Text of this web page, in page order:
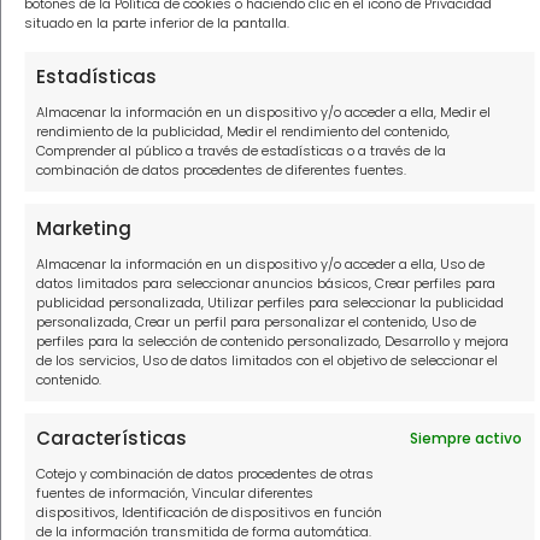
situado en la parte inferior de la pantalla.
Estadísticas
Almacenar la información en un dispositivo y/o acceder a ella, Medir el
rendimiento de la publicidad, Medir el rendimiento del contenido,
Comprender al público a través de estadísticas o a través de la
combinación de datos procedentes de diferentes fuentes.
Marketing
Almacenar la información en un dispositivo y/o acceder a ella, Uso de
datos limitados para seleccionar anuncios básicos, Crear perfiles para
publicidad personalizada, Utilizar perfiles para seleccionar la publicidad
personalizada, Crear un perfil para personalizar el contenido, Uso de
perfiles para la selección de contenido personalizado, Desarrollo y mejora
de los servicios, Uso de datos limitados con el objetivo de seleccionar el
contenido.
Características Siempre activo
Cotejo y combinación de datos procedentes de otras
fuentes de información, Vincular diferentes
dispositivos, Identificación de dispositivos en función
de la información transmitida de forma automática.
Abogados para tus deudas Las Palmas
Abogados para tus deudas Málaga
Abogados para tus deudas Tenerife
Abogados para tus deudas Valencia
Información
Política de privacidad
Política de cookies
Contacto
910916445